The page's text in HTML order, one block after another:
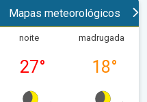
Mapas meteorológicos
noite
27°
madrugada
18°